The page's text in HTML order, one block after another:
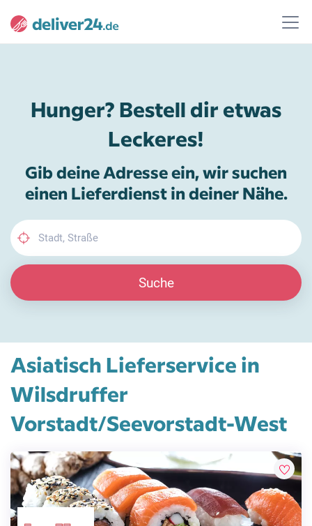
Hunger? Bestell dir etwas
Leckeres!
Gib deine Adresse ein, wir suchen
einen Lieferdienst in deiner Nähe.
Suche
Asiatisch Lieferservice in
Wilsdruffer
Vorstadt/Seevorstadt-West